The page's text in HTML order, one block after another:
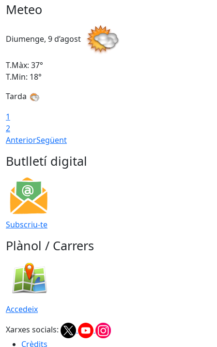
Meteo
Diumenge, 9 d’agost
T.Màx: 37°
T.Min: 18°
Tarda
1
2
AnteriorSegüent
Butlletí digital
Subscriu-te
Plànol / Carrers
Accedeix
Xarxes socials:
Crèdits